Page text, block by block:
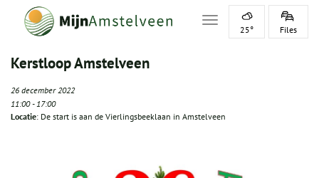
Toggle navigation
25° Files
Kerstloop Amstelveen
26 december 2022
11:00-17:00
Locatie: De start is aan de Vierlingsbeeklaan in Amstelveen